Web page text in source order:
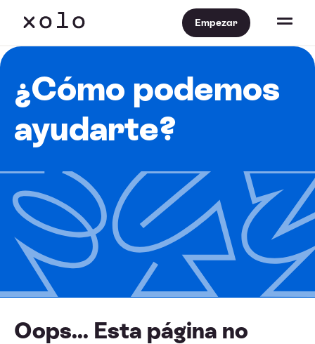
Empezar
¿Cómo podemos
ayudarte?
Oops... Esta página no